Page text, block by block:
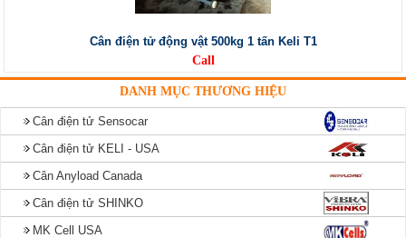
Cân điện tử động vật 500kg 1 tấn Keli T1
Call
DANH MỤC THƯƠNG HIỆU
Cân điện tử Sensocar
Cân điện tử KELI - USA
Cân Anyload Canada
Cân điện tử SHINKO
MK Cell USA